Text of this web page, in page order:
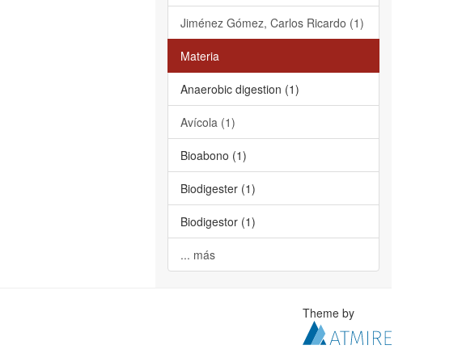
Jiménez Gómez, Carlos Ricardo (1)
Materia
Anaerobic digestion (1)
Avícola (1)
Bioabono (1)
Biodigester (1)
Biodigestor (1)
... más
Theme by